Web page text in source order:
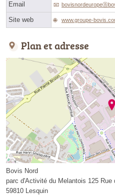
Email
Site web www.groupe-
Plan et adresse
Bovis Nord
parc d'Activité du Melantois 125 Rue
59810 Lesquin